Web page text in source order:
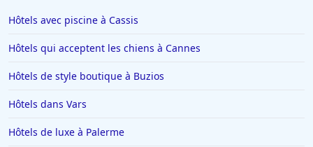
Hôtels à Lens
Hôtels à Monaco
Hôtels à Saint-Jean-de-Monts
Hôtels à Saint-Paul-les-Dax
Hôtels avec piscine à Cassis
Hôtels qui acceptent les chiens à Cannes
Hôtels de style boutique à Buzios
Hôtels dans Vars
Hôtels de luxe à Palerme